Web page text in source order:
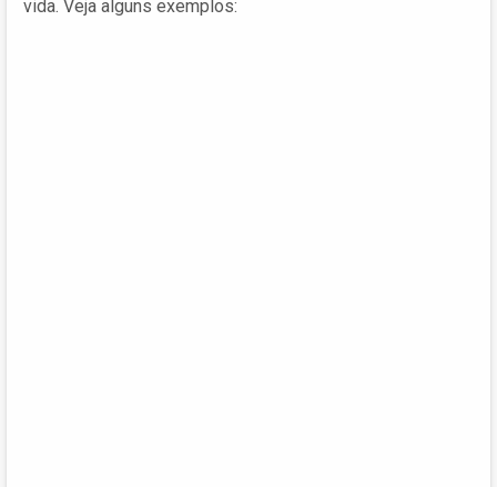
vida. Veja alguns exemplos: